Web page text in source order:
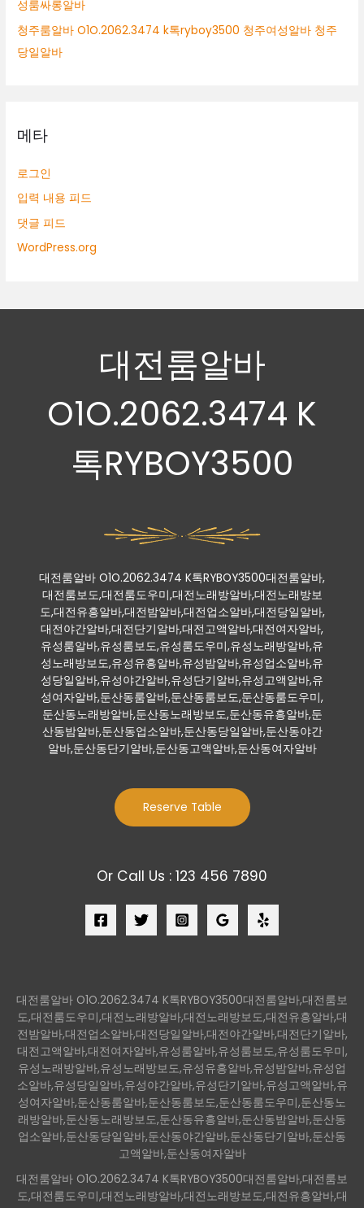
성룸싸롱알바
청주룸알바 O1O.2062.3474 k톡ryboy3500 청주여성알바 청주
당일알바
메타
로그인
입력 내용 피드
댓글 피드
WordPress.org
대전룸알바
O1O.2062.3474 K
톡RYBOY3500
대전룸알바 O1O.2062.3474 K톡RYBOY3500대전룸알바,
대전룸보도,대전룸도우미,대전노래방알바,대전노래방보
도,대전유흥알바,대전밤알바,대전업소알바,대전당일알바,
대전야간알바,대전단기알바,대전고액알바,대전여자알바,
유성룸알바,유성룸보도,유성룸도우미,유성노래방알바,유
성노래방보도,유성유흥알바,유성밤알바,유성업소알바,유
성당일알바,유성야간알바,유성단기알바,유성고액알바,유
성여자알바,둔산동룸알바,둔산동룸보도,둔산동룸도우미,
둔산동노래방알바,둔산동노래방보도,둔산동유흥알바,둔
산동밤알바,둔산동업소알바,둔산동당일알바,둔산동야간
알바,둔산동단기알바,둔산동고액알바,둔산동여자알바
Reserve Table
Or Call Us : 123 456 7890
대전룸알바 O1O.2062.3474 K톡RYBOY3500대전룸알바,대전룸보
도,대전룸도우미,대전노래방알바,대전노래방보도,대전유흥알바,대
전밤알바,대전업소알바,대전당일알바,대전야간알바,대전단기알바,
대전고액알바,대전여자알바,유성룸알바,유성룸보도,유성룸도우미,
유성노래방알바,유성노래방보도,유성유흥알바,유성밤알바,유성업
소알바,유성당일알바,유성야간알바,유성단기알바,유성고액알바,유
성여자알바,둔산동룸알바,둔산동룸보도,둔산동룸도우미,둔산동노
래방알바,둔산동노래방보도,둔산동유흥알바,둔산동밤알바,둔산동
업소알바,둔산동당일알바,둔산동야간알바,둔산동단기알바,둔산동
고액알바,둔산동여자알바
대전룸알바 O1O.2062.3474 K톡RYBOY3500대전룸알바,대전룸보
도,대전룸도우미,대전노래방알바,대전노래방보도,대전유흥알바,대